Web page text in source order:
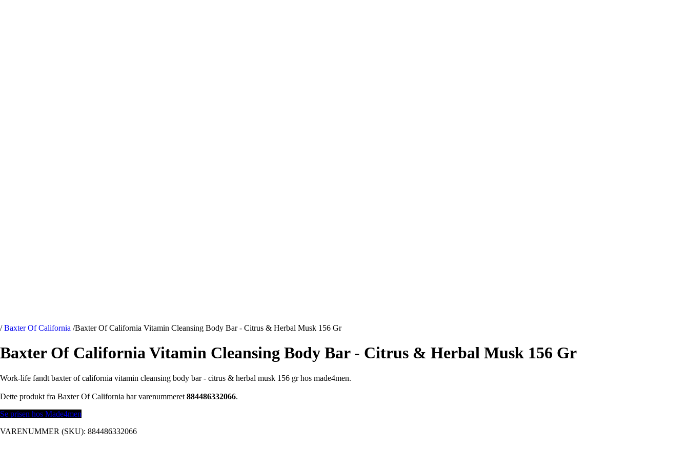
/ Baxter Of California /Baxter Of California Vitamin Cleansing Body Bar - Citrus & Herbal Musk 156 Gr
Baxter Of California Vitamin Cleansing Body Bar - Citrus & Herbal Musk 156 Gr
Work-life fandt baxter of california vitamin cleansing body bar - citrus & herbal musk 156 gr hos made4men.
Dette produkt fra Baxter Of California har varenummeret 884486332066.
Se prisen hos Made4men
VARENUMMER (SKU): 884486332066